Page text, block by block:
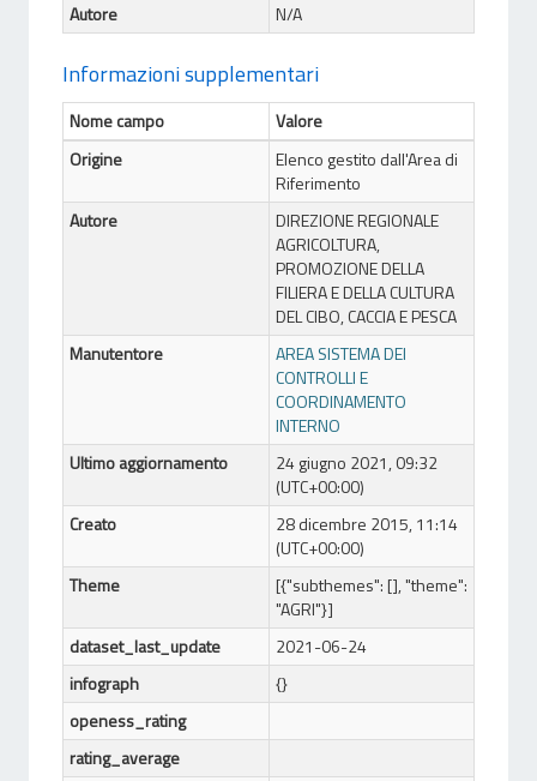
Autore
N/A
Informazioni supplementari
Nome campo
Valore
Origine
Elenco gestito dall'Area di
Riferimento
Autore
DIREZIONE REGIONALE
AGRICOLTURA,
PROMOZIONE DELLA
FILIERA E DELLA CULTURA
DEL CIBO, CACCIA E PESCA
Manutentore
AREA SISTEMA DEI
CONTROLLI E
COORDINAMENTO
INTERNO
Ultimo aggiornamento
24 giugno 2021, 09:32
(UTC+00:00)
Creato
28 dicembre 2015, 11:14
(UTC+00:00)
Theme
[{"subthemes": [], "theme":
"AGRI"}]
dataset_last_update
2021-06-24
infograph
{}
openess_rating
rating_average